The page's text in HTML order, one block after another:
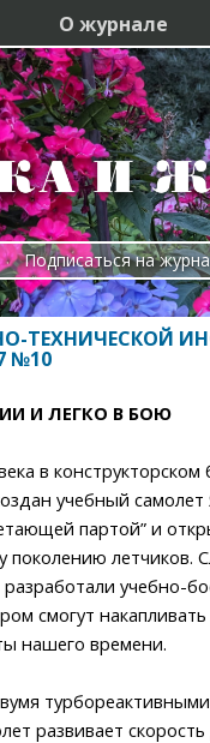
О журнале
Подписаться на
ТЕХНИЧЕСКОЙ
№10
И ЛЕГКО В БОЮ
в
учебный самолет
партой” и
поколению летчиков.
учебно-
смогут
нашего времени.
развивает